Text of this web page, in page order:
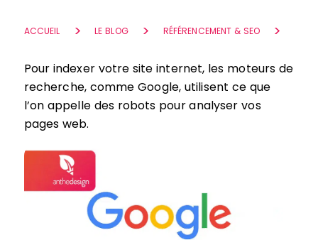
ACCUEIL LE BLOG RÉFÉRENCEMENT & SEO
Pour indexer votre site internet, les moteurs de
recherche, comme Google, utilisent ce que
l’on appelle des robots pour analyser vos
pages web.